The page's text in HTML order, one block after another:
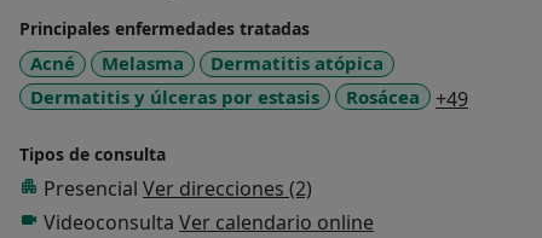
Principales enfermedades tratadas
Acné Melasma
Dermatitis atópica
Dermatitis y úlceras por estasis
Rosácea +49
Tipos de consulta
Presencial Ver direcciones (2)
Videoconsulta Ver calendario online